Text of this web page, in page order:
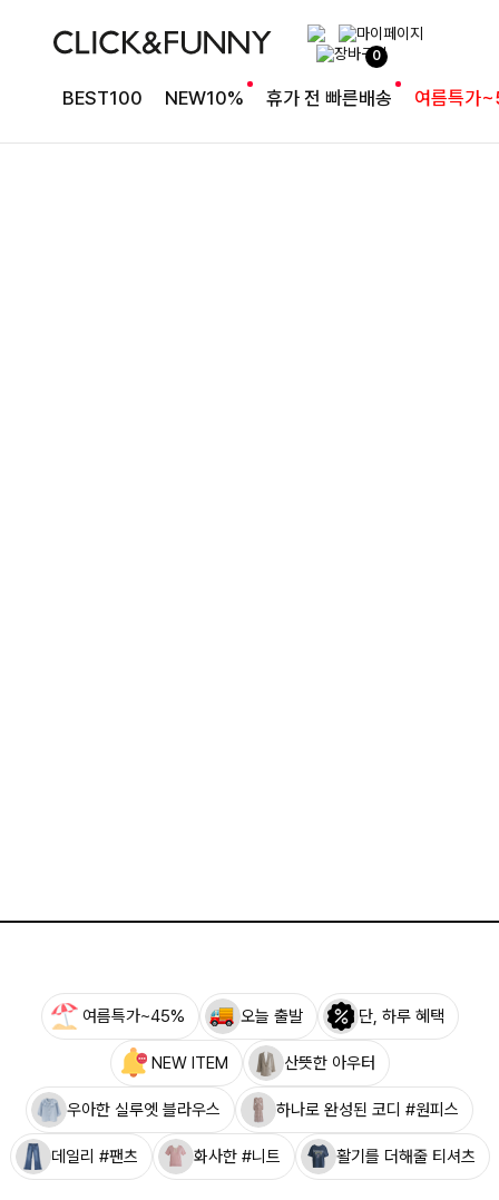
0
BEST100 NEW10% 휴가 전 빠른배송 여름특가
여유로운 핏의 코튼 팬츠
라인보정핏 절개코튼와이드팬츠[S,M,L사이즈]
여름특가~45% 오늘 출발 단, 하루 혜택
NEW ITEM 산뜻한 아우터
우아한 실루엣 블라우스 하나로 완성된 코디 #원피스
데일리 #팬츠 화사한 #니트 활기를 더해줄 티셔츠